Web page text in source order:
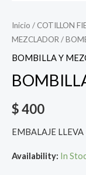
Inicio / COTILLON
MEZCLADOR /
BOMBILLA Y
$400
EMBALAJE
Availability: In